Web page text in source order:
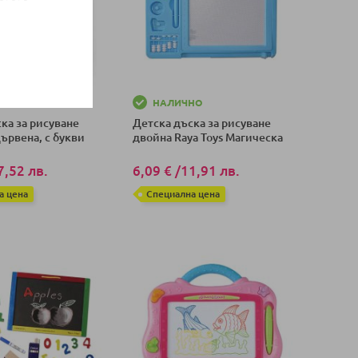
за рисуване
с букви
лв.
цена
НАЛИЧНО
Детска дъска за рисуване
двойна Raya Toys Магическа
6,09 €/11,91 лв.
Специална цена